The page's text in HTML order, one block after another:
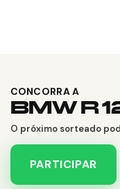
CONCORRA A
BMW R
O próximo sorteado
PARTICIPAR